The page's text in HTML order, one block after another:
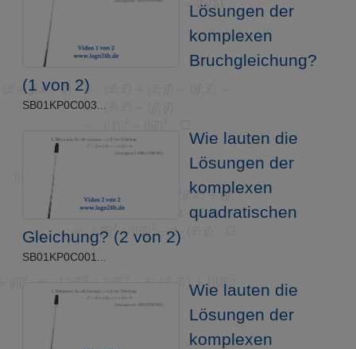
Lösungen der
komplexen
Bruchgleichung?
(1 von 2)
SB01KP0C003...
Wie lauten die
Lösungen der
komplexen
quadratischen
Gleichung? (2 von 2)
SB01KP0C001...
Wie lauten die
Lösungen der
komplexen